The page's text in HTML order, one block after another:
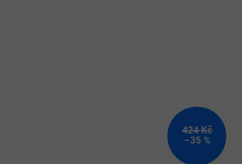
424 Kč
–35 %